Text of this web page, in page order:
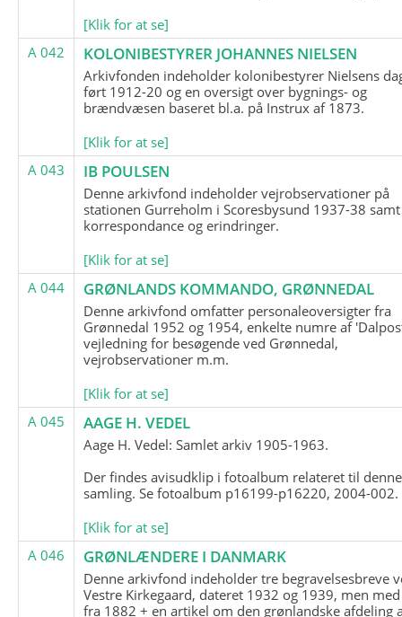
[Klik for at se]
A 042
KOLONIBESTYRER JOHANNES NIELSEN
Arkivfonden indeholder kolonibestyrer Nielsens
ført 1912-20 og en oversigt over bygnings- og
brændvæsen baseret bl.a. på Instrux af 1873.
[Klik for at se]
A 043
IB POULSEN
Denne arkivfond indeholder vejrobservationer på
stationen Gurreholm i Scoresbysund 1937-38 samt
korrespondance og erindringer.
[Klik for at se]
A 044
GRØNLANDS KOMMANDO, GRØNNEDAL
Denne arkivfond omfatter personaleoversigter fra
Grønnedal 1952 og 1954, enkelte numre af
vejledning for besøgende ved Grønnedal,
vejrobservationer m.m.
[Klik for at se]
A 045
AAGE H. VEDEL
Aage H. Vedel: Samlet arkiv 1905-1963.
Der findes avisudklip i fotoalbum relateret til denne
samling. Se fotoalbum p16199-p16220, 2004-002.
[Klik for at se]
A 046
GRØNLÆNDERE I DANMARK
Denne arkivfond indeholder tre begravelsesbreve
Vestre Kirkegaard, dateret 1932 og 1939, men
fra 1882 + en artikel om den grønlandske afdeling